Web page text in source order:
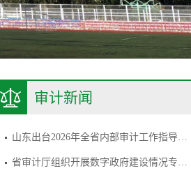
审计新闻
山东出台2026年全省内部审计工作指导…
省审计厅组织开展数字政府建设情况专…